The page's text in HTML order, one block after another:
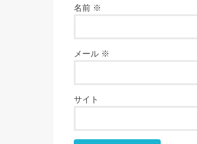
名前 ※
メール ※
サイト